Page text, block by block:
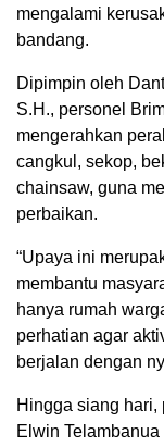
mengalami
bandang.
Dipimpin oleh
S.H., personel
mengerahkan
cangkul, sekop,
chainsaw, guna
perbaikan.
“Upaya ini
membantu
hanya rumah
perhatian agar
berjalan dengan
Hingga siang hari,
Elwin